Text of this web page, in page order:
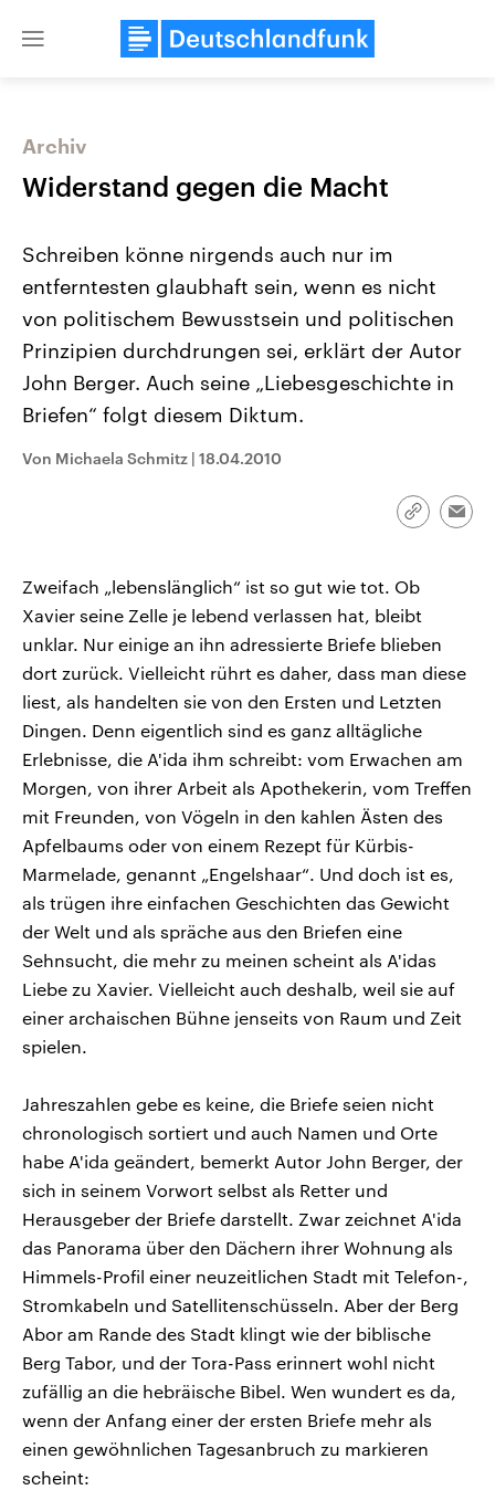
Close
Landtagswahl Sachsen-Anhalt
Alle Informationen
September 2026 einen neuen
und Kandidaten der anstehenden
Wahl.
USA
Hintergründe
mit großem Einfluss auf
aktuelle Weltgeschehen.
Audio-Archiv
Archiv
Widerstand gegen die Macht
Schreiben könne nirgends auch nur im
entferntesten glaubhaft sein, wenn es nicht
von politischem Bewusstsein und politischen
Prinzipien durchdrungen sei, erklärt der Autor
John Berger. Auch seine „Liebesgeschichte in
Briefen“ folgt diesem Diktum.
Von Michaela Schmitz | 18.04.2010
Link
Zweifach „lebenslänglich“ ist so gut wie tot. Ob
Xavier seine Zelle je lebend verlassen hat, bleibt
unklar. Nur einige an ihn adressierte Briefe blieben
dort zurück. Vielleicht rührt es daher, dass man diese
liest, als handelten sie von den Ersten und Letzten
Dingen. Denn eigentlich sind es ganz alltägliche
Erlebnisse, die A'ida ihm schreibt: vom Erwachen am
Morgen, von ihrer Arbeit als Apothekerin, vom Treffen
mit Freunden, von Vögeln in den kahlen Ästen des
Apfelbaums oder von einem Rezept für Kürbis-
Marmelade, genannt „Engelshaar“. Und doch ist es,
als trügen ihre einfachen Geschichten das Gewicht
der Welt und als spräche aus den Briefen eine
Sehnsucht, die mehr zu meinen scheint als A'idas
Liebe zu Xavier. Vielleicht auch deshalb, weil sie auf
einer archaischen Bühne jenseits von Raum und Zeit
spielen.
Jahreszahlen gebe es keine, die Briefe seien nicht
chronologisch sortiert und auch Namen und Orte
habe A'ida geändert, bemerkt Autor John Berger, der
sich in seinem Vorwort selbst als Retter und
Herausgeber der Briefe darstellt. Zwar zeichnet A'ida
das Panorama über den Dächern ihrer Wohnung als
Himmels-Profil einer neuzeitlichen Stadt mit Telefon-,
Stromkabeln und Satellitenschüsseln. Aber der Berg
Abor am Rande des Stadt klingt wie der biblische
Berg Tabor, und der Tora-Pass erinnert wohl nicht
zufällig an die hebräische Bibel. Wen wundert es da,
wenn der Anfang einer der ersten Briefe mehr als
einen gewöhnlichen Tagesanbruch zu markieren
scheint: